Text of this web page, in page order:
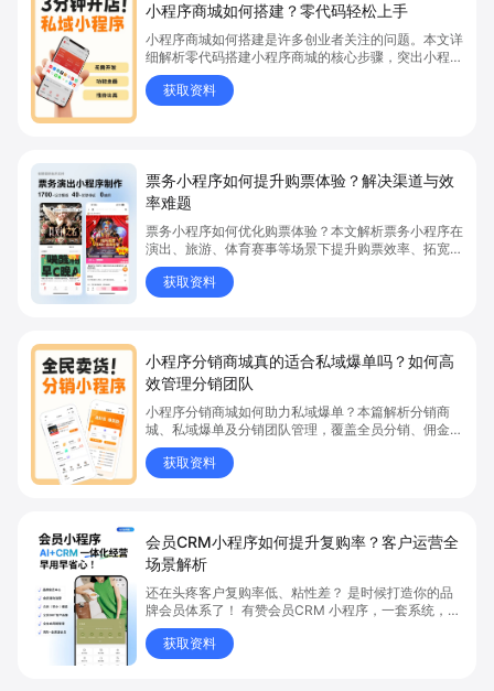
小程序商城如何搭建？零代码轻松上手
小程序商城如何搭建是许多创业者关注的问题。本文详
细解析零代码搭建小程序商城的核心步骤，突出小程序
商城、商城搭建与零代码开店优势，帮助你轻松实现商
品上架、全渠道销售及高效会员运营，快速开启线上卖
货新模式。点击获取详细操作指南！
获取资料
票务小程序如何提升购票体验？解决渠道与效
率难题
票务小程序如何优化购票体验？本文解析票务小程序在
演出、旅游、体育赛事等场景下提升购票效率、拓宽销
售渠道、实现会员精准营销的具体方式。关键词包括
“票务小程序”、“购票体验”、“购票效率”。
获取资料
小程序分销商城真的适合私域爆单吗？如何高
效管理分销团队
小程序分销商城如何助力私域爆单？本篇解析分销商
城、私域爆单及分销团队管理，覆盖全员分销、佣金结
算、企微绑定等场景，帮助品牌和商家高效管理分销团
队，实现分销业绩持续增长。立即了解分销商城核心功
能，点击获取私域运营新思路。
获取资料
会员CRM小程序如何提升复购率？客户运营全
场景解析
还在头疼客户复购率低、粘性差？ 是时候打造你的品
牌会员体系了！ 有赞会员CRM 小程序，一套系统，6
大能力，客户运营全覆盖
获取资料